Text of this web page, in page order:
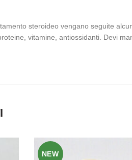
steroideo vengano seguite
vitamine, antiossidanti. Devi
NEW